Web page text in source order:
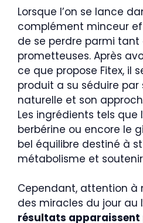
Lorsque l’on se lance
complément minceur
de se perdre parmi tant
prometteuses. Après
ce que propose Fitex, il
produit a su séduire
naturelle et son
Les ingrédients tels que
berbérine ou encore le
bel équilibre destiné à
métabolisme et
Cependant, attention à
des miracles du jour au
résultats